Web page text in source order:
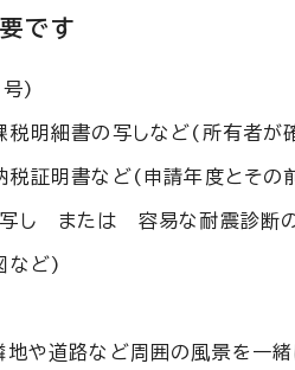
です
)
税明細書の写しなど(所有者が
税証明書など(申請年度とその
写し または 容易な耐震診断
など)
や道路など周囲の風景を一